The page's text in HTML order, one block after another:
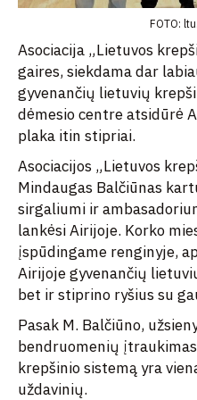
FOTO:
Asociacija „Lietuvos
gaires, siekdama dar
gyvenančių lietuvių
dėmesio centre atsidūrė
plaka itin stipriai.
Asociacijos „Lietuvos
Mindaugas Balčiūnas
sirgaliumi ir
lankėsi Airijoje. Korko
įspūdingame renginyje,
Airijoje gyvenančių
bet ir stiprino ryšius su
Pasak M. Balčiūno,
bendruomenių
krepšinio sistemą yra
uždavinių.